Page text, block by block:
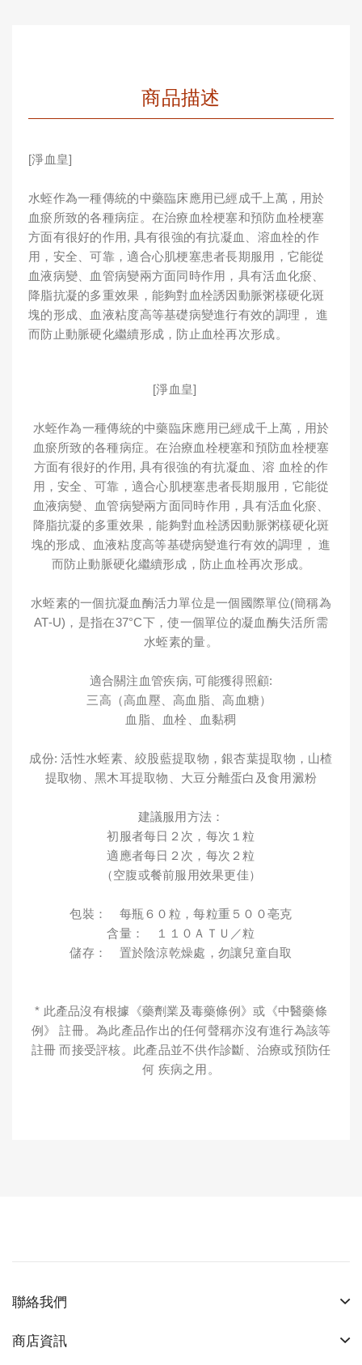
商品描述
[淨血皇]
水蛭作為一種傳統的中藥臨床應用已經成千上萬，用於
血瘀所致的各種病症。在治療血栓梗塞和預防血栓梗塞
方面有很好的作用, 具有很強的有抗凝血、溶血栓的作
用，安全、可靠，適合心肌梗塞患者長期服用，它能從
血液病變、血管病變兩方面同時作用，具有活血化瘀、
降脂抗凝的多重效果，能夠對血栓誘因動脈粥樣硬化斑
塊的形成、血液粘度高等基礎病變進行有效的調理， 進
而防止動脈硬化繼續形成，防止血栓再次形成。
[淨血皇]
水蛭作為一種傳統的中藥臨床應用已經成千上萬，用於
血瘀所致的各種病症。在治療血栓梗塞和預防血栓梗塞
方面有很好的作用, 具有很強的有抗凝血、溶 血栓的作
用，安全、可靠，適合心肌梗塞患者長期服用，它能從
血液病變、血管病變兩方面同時作用，具有活血化瘀、
降脂抗凝的多重效果，能夠對血栓誘因動脈粥樣硬化斑
塊的形成、血液粘度高等基礎病變進行有效的調理， 進
而防止動脈硬化繼續形成，防止血栓再次形成。
水蛭素的一個抗凝血酶活力單位是一個國際單位(簡稱為
AT-U)，是指在37°C下，使一個單位的凝血酶失活所需
水蛭素的量。
適合關注血管疾病, 可能獲得照顧:
三高（高血壓、高血脂、高血糖）
血脂、血栓、血黏稠
成份: 活性水蛭素、絞股藍提取物，銀杏葉提取物，山楂
提取物、黑木耳提取物、大豆分離蛋白及食用澱粉
建議服用方法：
初服者每日２次，每次１粒
適應者每日２次，每次２粒
（空腹或餐前服用效果更佳）
包裝： 每瓶６０粒，每粒重５００亳克
含量： １１０ＡＴＵ／粒
儲存： 置於陰涼乾燥處，勿讓兒童自取
* 此產品沒有根據《藥劑業及毒藥條例》或《中醫藥條
例》 註冊。為此產品作出的任何聲稱亦沒有進行為該等
註冊 而接受評核。此產品並不供作診斷、治療或預防任
何 疾病之用。
聯絡我們
商店資訊